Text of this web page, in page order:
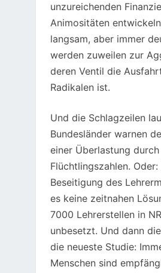
unzureichenden
Animositäten
langsam, aber immer
werden zuweilen zur
deren Ventil die
Radikalen ist.
Und die Schlagzeilen
Bundesländer warnen
einer Überlastung
Flüchtlingszahlen. Oder:
Beseitigung des
es keine zeitnahen
7000 Lehrerstellen in
unbesetzt. Und dann
die neueste Studie:
Menschen sind